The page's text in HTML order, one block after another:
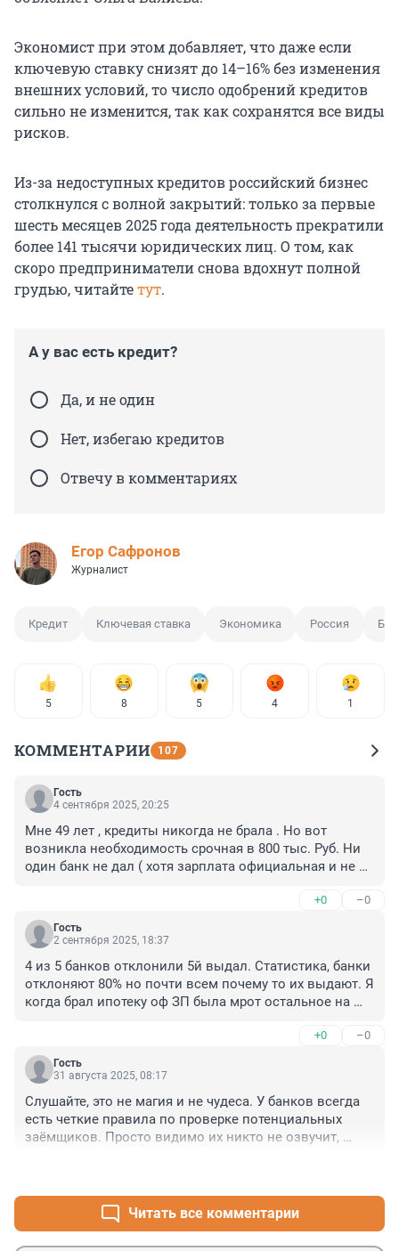
Экономист при этом добавляет, что даже если
ключевую ставку снизятдо 14–16% без изменения
внешних условий, то число одобрений кредитов
сильно не изменится, так как сохранятся все виды
рисков.
Из-за недоступных кредитов российский бизнес
столкнулся с волной закрытий: только за первые
шесть месяцев 2025 года деятельность прекратили
более 141 тысячи юридических лиц. О том, как
скоро предприниматели снова вдохнут полной
грудью, читайтетут.
А у вас есть кредит?
Да, и не один
Нет, избегаю кредитов
Отвечу в комментариях
Егор Сафронов
Журналист
Кредит Ключевая ставка Экономика Россия
5 8 5 4 1
КОММЕНТАРИИ 107
Гость
4 сентября 2025, 20:25
Мне 49 лет , кредиты никогда не брала . Но вот
возникла необходимость срочная в 800 тыс. Руб. Ни
один банк не дал ( хотя зарплата официальная и не
приглашают в офис и начинают втюхивать карты
свои , а в кредите отказ. Нормальные люди их
наверное не интересуют им нужны те которых можно
+0 –0
Гость
2 сентября 2025, 18:37
4 из 5 банков отклонили 5й выдал. Статистика, банки
отклоняют 80% но почти всем почему то их выдают. Я
когда брал ипотеку оф ЗП была мрот остальное на
+0 –0
Гость
31 августа 2025, 08:17
Слушайте, это не магия и не чудеса. У банков всегда
есть четкие правила по проверке потенциальных
заёмщиков. Просто видимо их никто не озвучит,
понятным причинам, вот и всё.
Читать все комментарии